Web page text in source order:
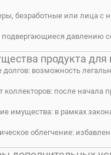
безработные или лица с
давлению
продукта для
возможность
коллекторов: после начала
имущества: в рамках
облегчение: